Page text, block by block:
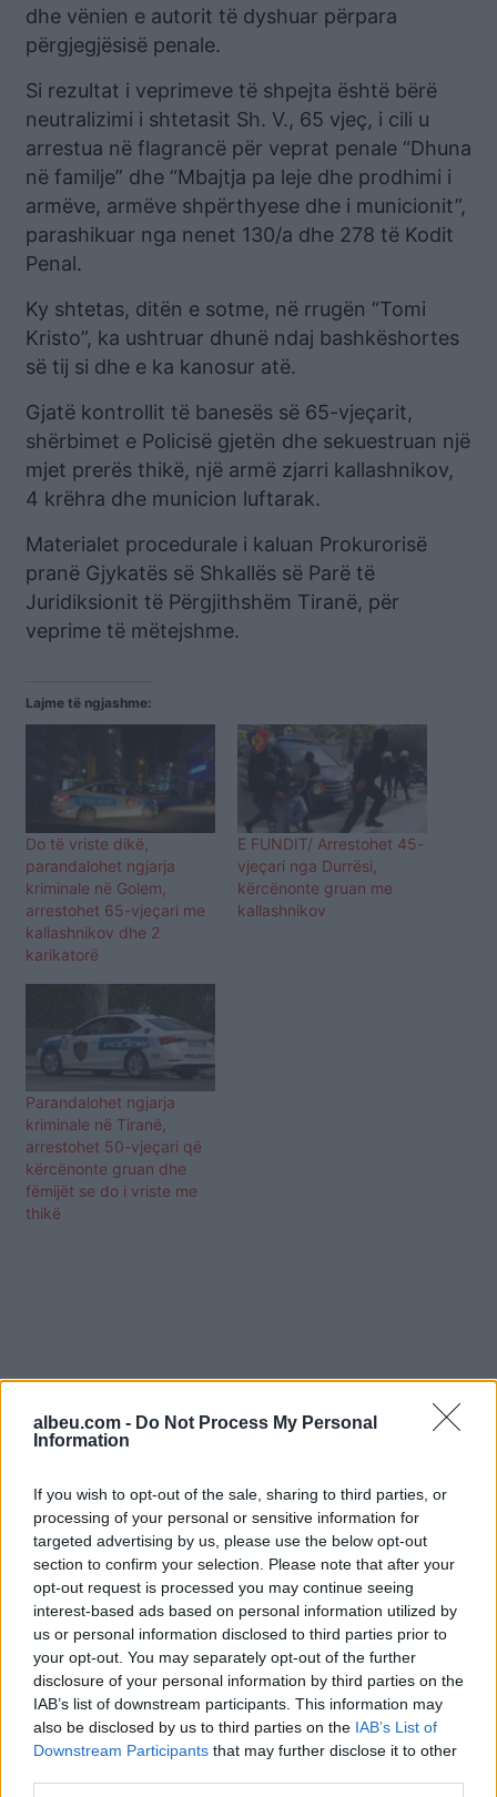
albeu.com - Do Not Process My Personal
Information
If you wish to opt-out of the sale, sharing to third parties, or
processing of your personal or sensitive information for
targeted advertising by us, please use the below opt-out
section to confirm your selection. Please note that after your
opt-out request is processed you may continue seeing
interest-based ads based on personal information utilized by
us or personal information disclosed to third parties prior to
your opt-out. You may separately opt-out of the further
disclosure of your personal information by third parties on the
IAB’s list of downstream participants. This information may
also be disclosed by us to third parties on the IAB’s List of
Downstream Participants that may further disclose it to other
dhe vënien e autorit të dyshuar përpara
përgjegjësisë penale.
Si rezultat i veprimeve të shpejta është bërë
neutralizimi i shtetasit Sh. V., 65 vjeç, i cili u
arrestua në flagrancë për veprat penale “Dhuna
në familje” dhe “Mbajtja pa leje dhe prodhimi i
armëve, armëve shpërthyese dhe i municionit”,
parashikuar nga nenet 130/a dhe 278 të Kodit
Penal.
Ky shtetas, ditën e sotme, në rrugën “Tomi
Kristo”, ka ushtruar dhunë ndaj bashkëshortes
së tij si dhe e ka kanosur atë.
Gjatë kontrollit të banesës së 65-vjeçarit,
shërbimet e Policisë gjetën dhe sekuestruan një
mjet prerës thikë, një armë zjarri kallashnikov,
4 krëhra dhe municion luftarak.
Materialet procedurale i kaluan Prokurorisë
pranë Gjykatës së Shkallës së Parë të
Juridiksionit të Përgjithshëm Tiranë, për
veprime të mëtejshme.
Lajme të ngjashme:
Do të vriste dikë,
parandalohet ngjarja
kriminale në Golem,
arrestohet 65-vjeçari me
kallashnikov dhe 2
karikatorë
E FUNDIT/ Arrestohet 45-
vjeçari nga Durrësi,
kërcënonte gruan me
kallashnikov
Parandalohet ngjarja
kriminale në Tiranë,
arrestohet 50-vjeçari që
kërcënonte gruan dhe
fëmijët se do i vriste me
thikë
Shtuarmë7.12.2024 17:24
Tags:
dhune , tirane